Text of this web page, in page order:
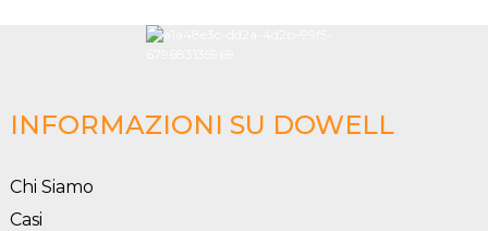
INFORMAZIONI SU DOWELL
Chi Siamo
Casi